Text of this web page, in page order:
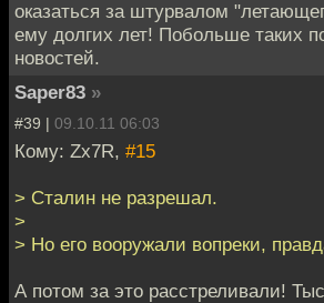
оказаться за штурвалом
ему долгих лет! Побольше таких
новостей.
Saper83 »
#39 | 09.10.11 06:03
Кому: Zx7R, #15
> Сталин не разрешал.
>
> Но его вооружали вопреки,
А потом за это расстреливали!